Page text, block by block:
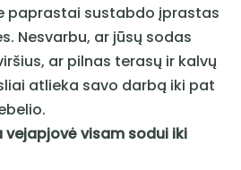
paprastai sustabdo įprastas
Nesvarbu, ar jūsų sodas
ar pilnas terasų ir kalvų
atlieka savo darbą iki pat
visam sodui iki